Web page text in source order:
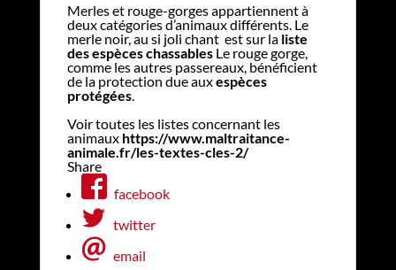
Merles et rouge-gorges appartiennent à
deux catégories d’animaux différents. Le
merle noir, au si joli chant est sur laliste
des espèces chassablesLe rouge gorge,
comme les autres passereaux, bénéficient
de la protection due auxespèces
protégées.
Voir toutes les listes concernant les
animaux https://www.maltraitance-
animale.fr/les-textes-cles-2/
Share
facebook
twitter
email